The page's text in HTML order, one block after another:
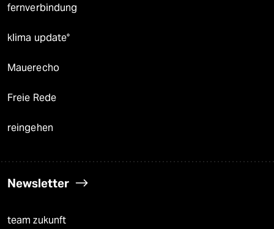
fernverbindung
klima update°
Mauerecho
Freie Rede
reingehen
Newsletter
team zukunft